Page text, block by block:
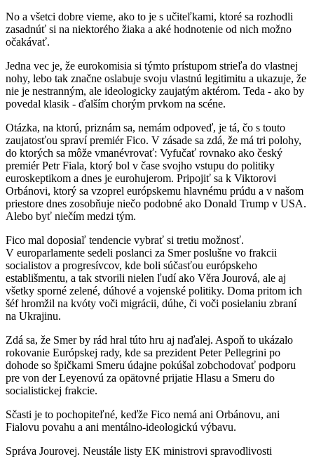
No a všetci dobre vieme, ako to je s učiteľkami, ktoré sa rozhodli
zasadnúť si na niektorého žiaka a aké hodnotenie od nich možno
očakávať.
Jedna vec je, že eurokomisia si týmto prístupom strieľa do vlastnej
nohy, lebo tak značne oslabuje svoju vlastnú legitimitu a ukazuje, že
nie je nestranným, ale ideologicky zaujatým aktérom. Teda - ako by
povedal klasik - ďalším chorým prvkom na scéne.
Otázka, na ktorú, priznám sa, nemám odpoveď, je tá, čo s touto
zaujatosťou spraví premiér Fico. V zásade sa zdá, že má tri polohy,
do ktorých sa môže vmanévrovať: Vyfučať rovnako ako český
premiér Petr Fiala, ktorý bol v čase svojho vstupu do politiky
euroskeptikom a dnes je eurohujerom. Pripojiť sa k Viktorovi
Orbánovi, ktorý sa vzoprel európskemu hlavnému prúdu a v našom
priestore dnes zosobňuje niečo podobné ako Donald Trump v USA.
Alebo byť niečím medzi tým.
Fico mal doposiaľ tendencie vybrať si tretiu možnosť.
V europarlamente sedeli poslanci za Smer poslušne vo frakcii
socialistov a progresívcov, kde boli súčasťou európskeho
establišmentu, a tak stvorili nielen ľudí ako Věra Jourová, ale aj
všetky sporné zelené, dúhové a vojenské politiky. Doma pritom ich
šéf hromžil na kvóty voči migrácii, dúhe, či voči posielaniu zbraní
na Ukrajinu.
Zdá sa, že Smer by rád hral túto hru aj naďalej. Aspoň to ukázalo
rokovanie Európskej rady, kde sa prezident Peter Pellegrini po
dohode so špičkami Smeru údajne pokúšal zobchodovať podporu
pre von der Leyenovú za opätovné prijatie Hlasu a Smeru do
socialistickej frakcie.
Sčasti je to pochopiteľné, keďže Fico nemá ani Orbánovu, ani
Fialovu povahu a ani mentálno-ideologickú výbavu.
Správa Jourovej. Neustále listy EK ministrovi spravodlivosti